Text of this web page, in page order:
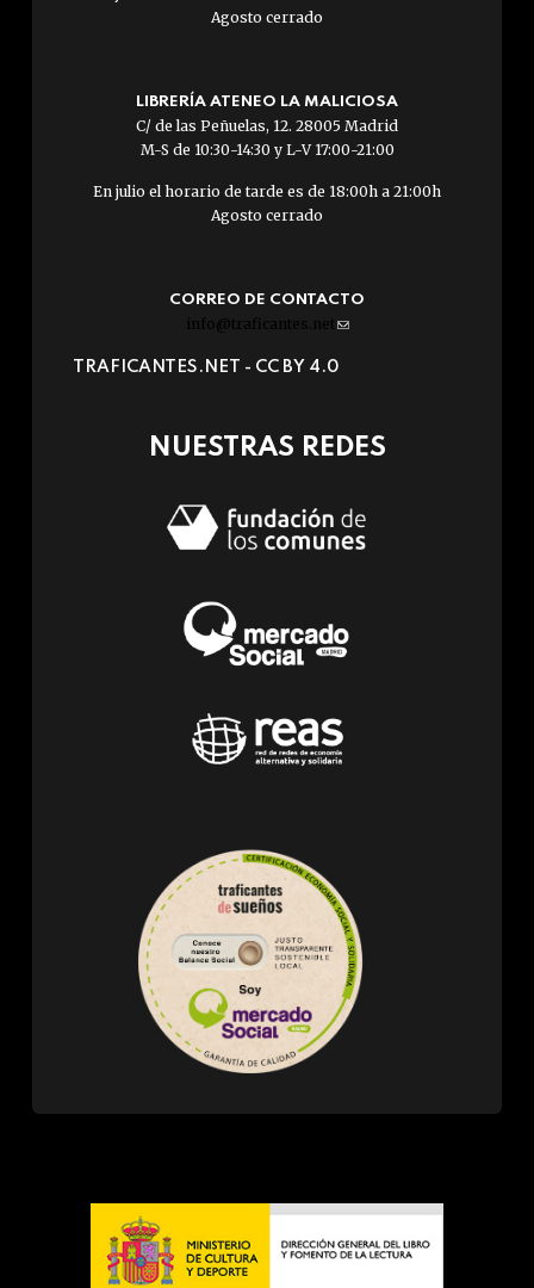
Agosto cerrado
LIBRERÍA ATENEO LA MALICIOSA
C/ de las Peñuelas, 12. 28005 Madrid
M-S de 10:30-14:30 y L-V 17:00-21:00
En julio el horario de tarde es de 18:00h a 21:00h
Agosto cerrado
CORREO DE CONTACTO
info@traficantes.net (link
e-
TRAFICANTES.NET - CC BY 4.0
NUESTRAS REDES